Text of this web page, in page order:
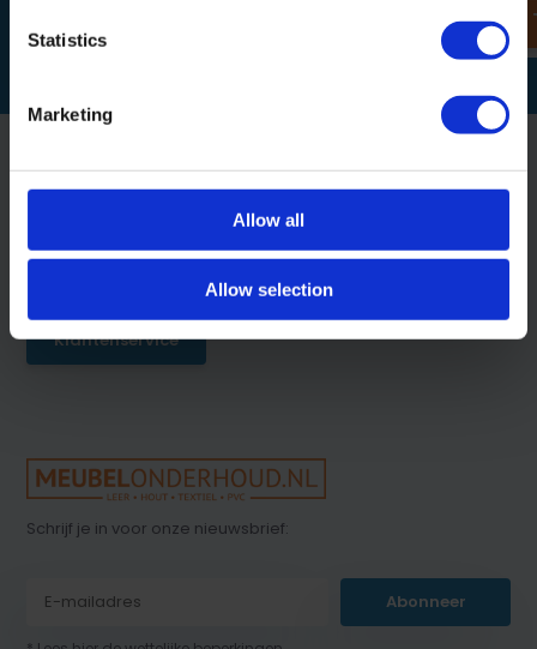
Statistics
Marketing
Allow all
Allow selection
Op werkdagen tussen 09:00 - 13:00
Klantenservice
Schrijf je in voor onze nieuwsbrief:
Abonneer